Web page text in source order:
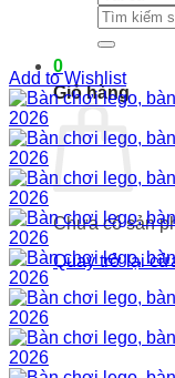
Tìm
kiếm:
0
Giỏ hàng
Chưa có sản
Quay trở lại
Add to Wishlist